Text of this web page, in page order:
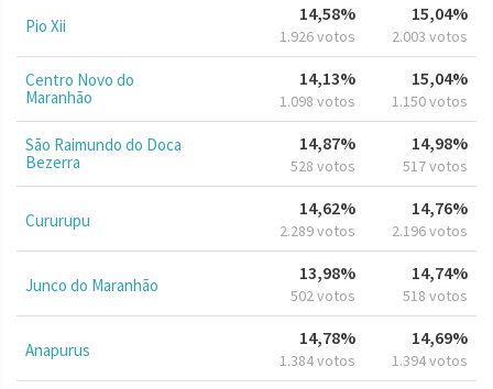
Pio Xii
14,58%
1.926 votos
15,04%
2.003 votos
Centro Novo do
Maranhão
14,13%
1.098 votos
15,04%
1.150 votos
São Raimundo do Doca
Bezerra
14,87%
528 votos
14,98%
517 votos
Cururupu
14,62%
2.289 votos
14,76%
2.196 votos
Junco do Maranhão
13,98%
502 votos
14,74%
518 votos
Anapurus
14,78%
1.384 votos
14,69%
1.394 votos